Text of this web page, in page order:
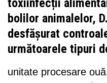
toxiinfecții
bolilor animalelor,
desfășurat
următoarele tipuri
unitate procesare